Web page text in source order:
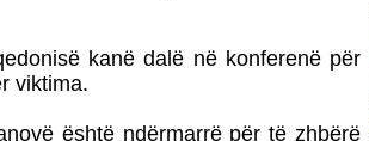
kanë dalë në konferenë për
viktima.
është ndërmarrë për të zhbërë